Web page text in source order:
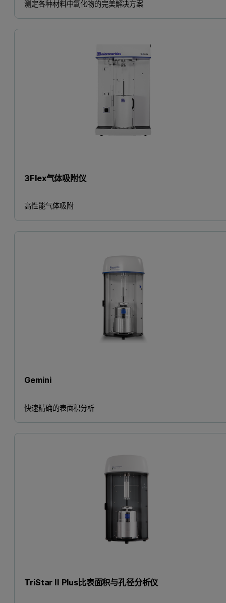
测定各种材料中氧化物的完美解决方案
3Flex气体吸附仪
高性能气体吸附
Gemini
快速精确的表面积分析
TriStar II Plus比表面积与孔径分析仪